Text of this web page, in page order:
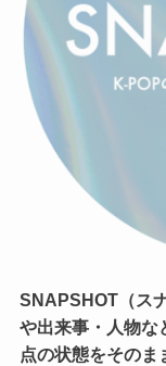
SNAPSHOT（ス
や出来事・人物な
点の状態をそのま